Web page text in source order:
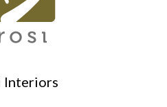
Interiors